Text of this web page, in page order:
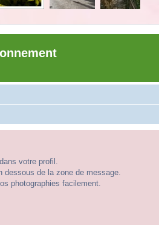
votre profil.
de la zone de message.
photographies facilement.